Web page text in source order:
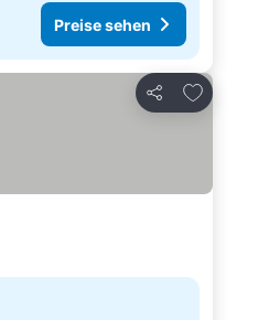
Preise sehen
Teilen
Zu